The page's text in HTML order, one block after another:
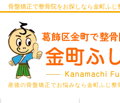
骨盤矯正で整骨院をお探しなら金町ふ
産後の骨盤矯正でお悩みなら金町ふじ